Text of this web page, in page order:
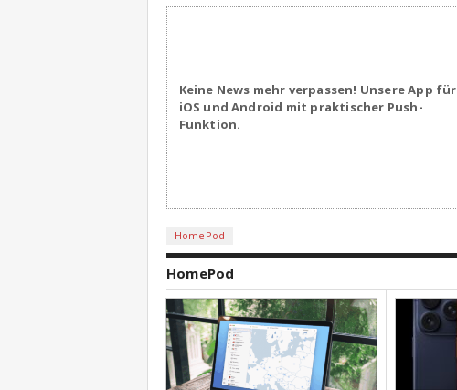
Keine News mehr verpassen! Unsere App für
iOS und Android mit praktischer Push-
Funktion.
HomePod
HomePod